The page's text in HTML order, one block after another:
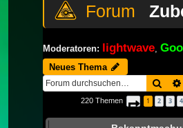
Moderatoren: lightwave
Neues Thema
220 Themen Seite 1von
1 2 3 4